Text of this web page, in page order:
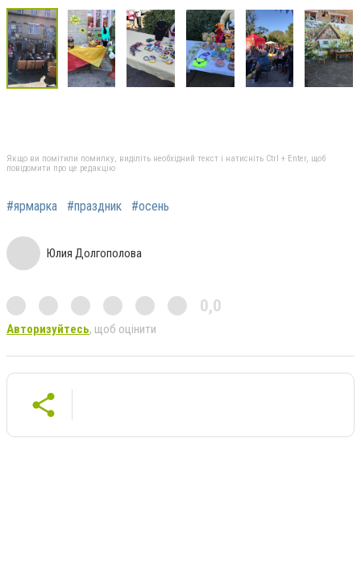
Якщо ви помітили помилку, виділіть необхідний текст і натисніть Ctrl + Enter, щоб
повідомити про це редакцію
#ярмарка #праздник #осень
Юлия Долгополова
0,0
Авторизуйтесь, щоб оцінити